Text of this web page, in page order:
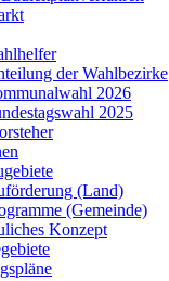
der Wahlbezirke
2026
2025
(Land)
(Gemeinde)
Konzept